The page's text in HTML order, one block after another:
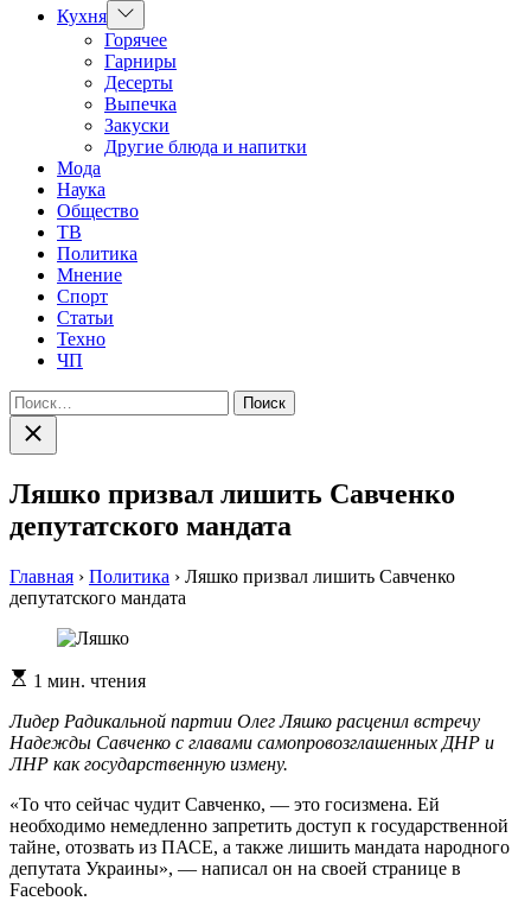
Кухня Показать
подменю
Горячее
Гарниры
Десерты
Выпечка
Закуски
Другие блюда и напитки
Мода
Наука
Общество
ТВ
Политика
Мнение
Спорт
Статьи
Техно
ЧП
Найти:
Закрыть
поиск
Ляшко призвал лишить Савченко
депутатского мандата
Главная › Политика › Ляшко призвал лишить Савченко
депутатского мандата
Расчетное
чтения
1 мин. чтения
Лидер Радикальной партии Олег Ляшко расценил встречу
Надежды Савченко с главами самопровозглашенных ДНР и
ЛНР как государственную измену.
«То что сейчас чудит Савченко, — это госизмена. Ей
необходимо немедленно запретить доступ к государственной
тайне, отозвать из ПАСЕ, а также лишить мандата народного
депутата Украины», — написал он на своей странице в
Facebook.